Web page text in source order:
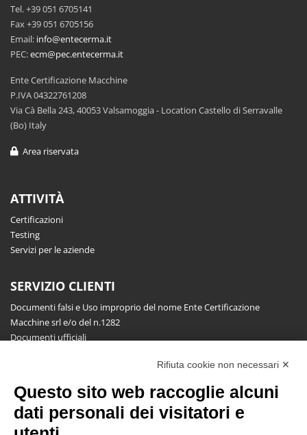
Tel. +39 051 6705141
Fax +39 051 6705156
Email: info@entecerma.it
PEC:ecm@pec.entecerma.it
Ente Certificazione Macchine
P.IVA 04322761208
Via Cà Bella 243, 40053 Valsamoggia - Location Castello di Serravalle
(Bo) Italy
Area riservata
ATTIVITÀ
Certificazioni
Testing
Servizi per le aziende
SERVIZIO CLIENTI
Documenti falsi e Uso improprio del nome Ente Certificazione
Macchine srl e/o del n.1282
Documenti ufficiali
NEWSLETTER
Resta aggiornato gratuitamente su tutte le novità.
Rifiuta cookie non necessari ✕
Questo sito web raccoglie alcuni
dati personali dei visitatori e